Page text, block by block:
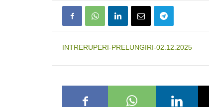
INTRERUPERI-PRELUNGIRI-02.12.2025